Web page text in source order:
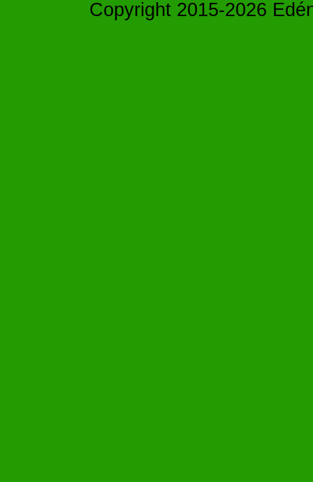
Copyright 2015-2026